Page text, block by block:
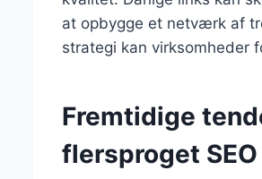
at opbygge et netværk af
strategi kan virksomheder
Fremtidige
flersproget SEO